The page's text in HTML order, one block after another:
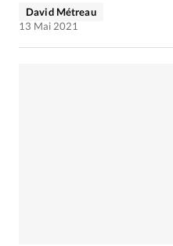
David Métreau
13 Mai 2021